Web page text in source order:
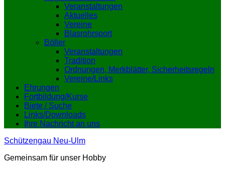
Veranstaltungen
Aktuelles
Vereine
Blasrohrsport
Böller
Veranstaltungen
Tradition
Ordnungen, Merkblätter, Sicherheitsregeln
Vereine/Links
Ehrungen
Fortbildung/Kurse
Biete / Suche
Links/Downloads
Ihre Nachricht an uns
Schützengau Neu-Ulm
Gemeinsam für unser Hobby